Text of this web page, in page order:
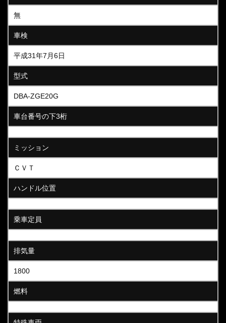
無
車検
平成31年7月6日
型式
DBA-ZGE20G
車台番号の下3桁
ミッション
ＣＶＴ
ハンドル位置
乗車定員
排気量
1800
燃料